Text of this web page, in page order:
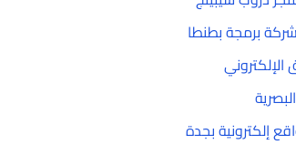
برمجة بطنطا
الإلكتروني
إلكترونية بجدة